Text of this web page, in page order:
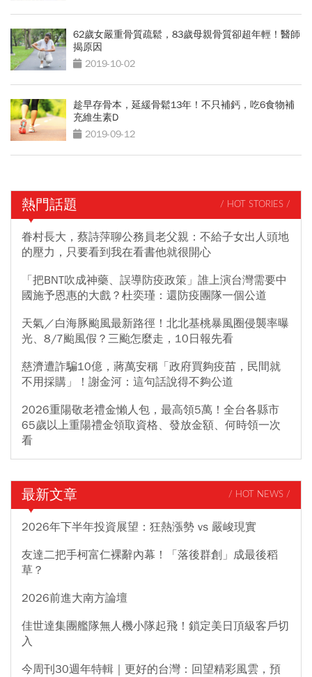
62歲女嚴重骨質疏鬆，83歲母親骨質卻超年輕！醫師
揭原因
2019-10-02
趁早存骨本，延緩骨鬆13年！不只補鈣，吃6食物補
充維生素D
2019-09-12
熱門話題 / HOT STORIES /
眷村長大，蔡詩萍聊公務員老父親：不給子女出人頭地
的壓力，只要看到我在看書他就很開心
「把BNT吹成神藥、誤導防疫政策」誰上演台灣需要中
國施予恩惠的大戲？杜奕瑾：還防疫團隊一個公道
天氣／白海豚颱風最新路徑！北北基桃暴風圈侵襲率曝
光、8/7颱風假？三颱怎麼走，10日報先看
慈濟遭詐騙10億，蔣萬安稱「政府買夠疫苗，民間就
不用採購」！謝金河：這句話說得不夠公道
2026重陽敬老禮金懶人包，最高領5萬！全台各縣市
65歲以上重陽禮金領取資格、發放金額、何時領一次
看
最新文章 / HOT NEWS /
2026年下半年投資展望：狂熱漲勢 vs 嚴峻現實
友達二把手柯富仁裸辭內幕！「落後群創」成最後稻
草？
2026前進大南方論壇
佳世達集團艦隊無人機小隊起飛！鎖定美日頂級客戶切
入
今周刊30週年特輯｜更好的台灣：回望精彩風雲，預